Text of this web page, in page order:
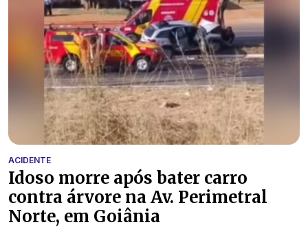
ACIDENTE
Idoso morre após bater carro
contra árvore na Av. Perimetral
Norte, em Goiânia